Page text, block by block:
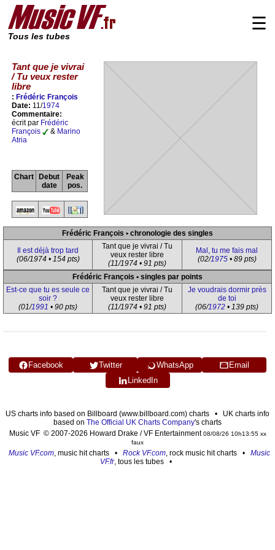
Tous les tubes
☰
Tant que je vivrai
/ Tu veux rester
libre
: Frédéric François
Date: 11/1974
Commentaire:
écrit par Frédéric
François
& Marino
Atria
Chart
Debut
date
Peak
pos.
Frédéric François • chronologie des singles
Il est déjà trop tard
(06/1974 • 154 pts)
Tant que je vivrai / Tu
veux rester libre
(11/1974 • 91 pts)
Mal, tu me fais mal
(02/1975• 89 pts)
Frédéric François • singles par points
Est-ce que tu es seule ce
soir ?
(01/1991 • 90 pts)
Tant que je vivrai / Tu
veux rester libre
(11/1974 • 91 pts)
Je voudrais dormir près
de toi
(06/1972 • 139 pts)
Facebook Twitter WhatsApp
Email
LinkedIn
US charts info based on Billboard (www.billboard.com) charts • UK charts info
based on The Official UK Charts Company's charts
Music VF © 2007-2026 Howard Drake / VF Entertainment08/08/26 10h13:55 xx
faux
Music VF.com, music hit charts • Rock VF.com, rock music hit charts • Music
VF.fr, tous les tubes •